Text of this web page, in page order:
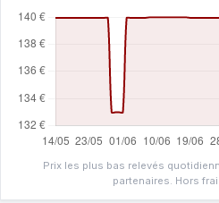
Prix les plus bas relevés
partenaires. Hors